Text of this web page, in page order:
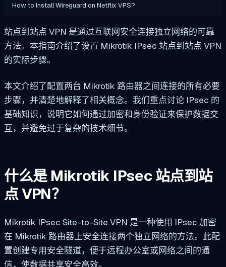
How to Install Wireguard on Netflix VPS?
站点到站点 VPN 是通过互联网安全连接独立网络的可靠
方法。本指南介绍了设置 Mikrotik IPsec 站点到站点 VPN
的实际步骤。
本文介绍了配置两台 Mikrotik 路由器之间连接的所有必要
步骤，并清楚地解释了相关概念。我们重点讨论 IPsec 的
基础知识，说明它如何通过加密和身份验证来保护数据交
互，并避免过于复杂的技术细节。
什么是 Mikrotik IPsec 站点到站
点 VPN？
Mikrotik IPsec Site-to-Site VPN 是一种使用 IPsec 加密
在 Mikrotik 路由器上安全连接两个独立网络的方法。此配
置创建专用安全隧道，便于远程办公室或网络之间的通
信，使数据共享安全高效。